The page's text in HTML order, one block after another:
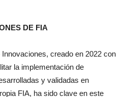
DE FIA
creado en 2022 con
la implementación de
y validadas en
FIA, ha sido clave en este